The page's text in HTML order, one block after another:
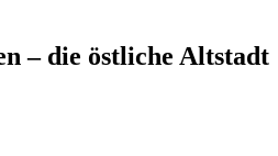
– die östliche Altstadt